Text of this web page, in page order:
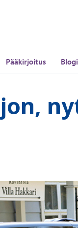
Pääkirjoitus Blogi